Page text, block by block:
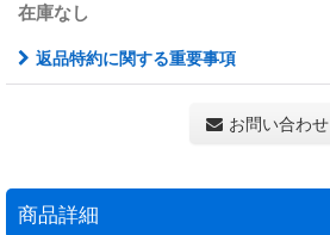
在庫なし
返品特約に関する重要事項
お問い合わせ
商品詳細